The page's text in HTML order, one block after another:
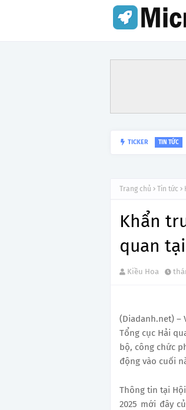
TICKER TIN TỨC
Trang chủ Tin tức
Khẩn
quan
Kiều Hoa
(Diadanh.net) –
Tổng cục Hải
bộ, công chức
động vào cuối
Thông tin tại
2025 mới đây